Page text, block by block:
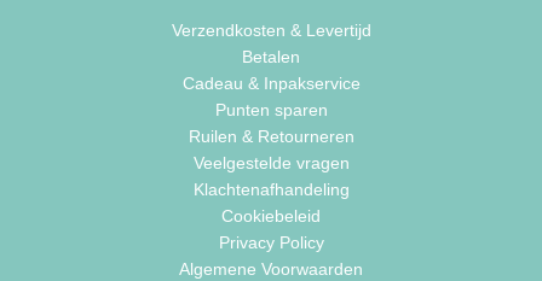
Verzendkosten & Levertijd
Betalen
Cadeau & Inpakservice
Punten sparen
Ruilen & Retourneren
Veelgestelde vragen
Klachtenafhandeling
Cookiebeleid
Privacy Policy
Algemene Voorwaarden